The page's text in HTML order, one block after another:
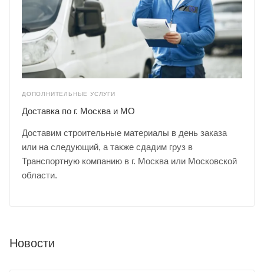
ДОПОЛНИТЕЛЬНЫЕ УСЛУГИ
Доставка по г. Москва и МО
Доставим строительные материалы в день заказа
или на следующий, а также сдадим груз в
Транспортную компанию в г. Москва или Московской
области.
Новости